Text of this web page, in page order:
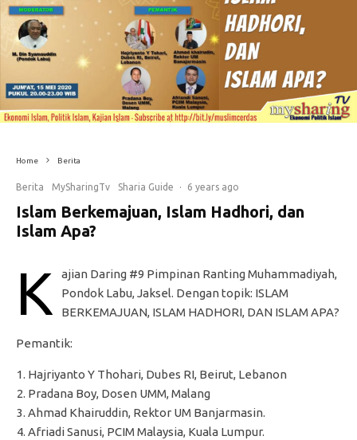
Home Berita
Berita MySharingTv Sharia Guide · 6 years ago
Islam Berkemajuan, Islam Hadhori, dan
Islam Apa?
K
ajian Daring #9 Pimpinan Ranting Muhammadiyah,
Pondok Labu, Jaksel. Dengan topik: ISLAM
BERKEMAJUAN, ISLAM HADHORI, DAN ISLAM APA?
Pemantik:
Hajriyanto Y Thohari, Dubes RI, Beirut, Lebanon
Pradana Boy, Dosen UMM, Malang
Ahmad Khairuddin, Rektor UM Banjarmasin.
Afriadi Sanusi, PCIM Malaysia, Kuala Lumpur.